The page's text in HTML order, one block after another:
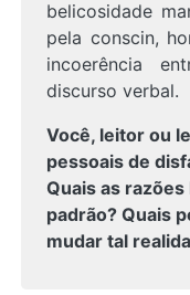
belicosidade
pela conscin,
incoerência
discurso verbal.
Você, leitor ou
pessoais de
Quais as
padrão? Quais
mudar tal